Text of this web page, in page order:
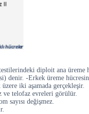
diploit ana üreme
denir. -Erkek üreme
iki aşamada gerçekleşir.
ve telofaz evreleri görülür.
sayısı değişmez.